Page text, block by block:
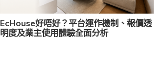
EcHouse好唔好？平台運作機制、報價透
明度及業主使用體驗全面分析